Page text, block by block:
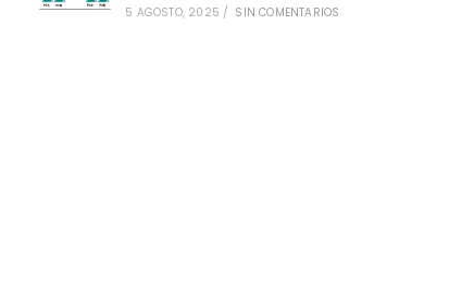
5 AGOSTO, 2025 / SIN COMENTARIOS